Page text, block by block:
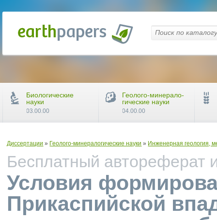
Диссертации » Геолого-минералогические науки » Инженерная геология,
Бесплатный автореферат
Условия
Прикаспийской
Биологические
науки
03.00.00
Геолого-минерало-
гические науки
04.00.00